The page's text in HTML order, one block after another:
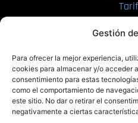
Gestión
Para ofrecer la mejor experiencia,
cookies para almacenar y/o acceder
consentimiento para estas
como el comportamiento de
este sitio. No dar o retirar el
negativamente a ciertas
PRL |
PRL |
PRL |